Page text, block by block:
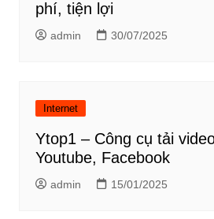
phí, tiện lợi
admin 30/07/2025
Internet
Ytop1 – Công cụ tải
Youtube, Facebook
admin 15/01/2025